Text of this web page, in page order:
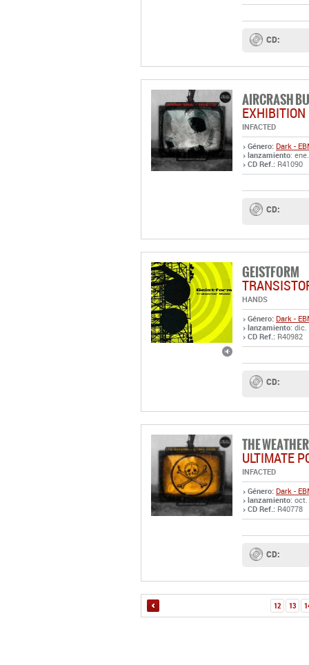
CD:
AIRCRASH
EXHIBITION
INFACTED
Género: Dark -
lanzamiento:
CD Ref.: R41090
CD:
GEISTFORM
HANDS
Género: Dark -
lanzamiento: dic.
CD Ref.: R40982
CD:
THE
ULTIMATE
INFACTED
Género: Dark -
lanzamiento: oct.
CD Ref.: R40778
CD:
12 13